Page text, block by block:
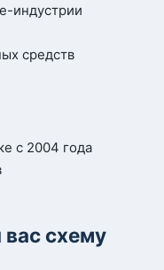
индустрии
средств
с 2004 года
схему